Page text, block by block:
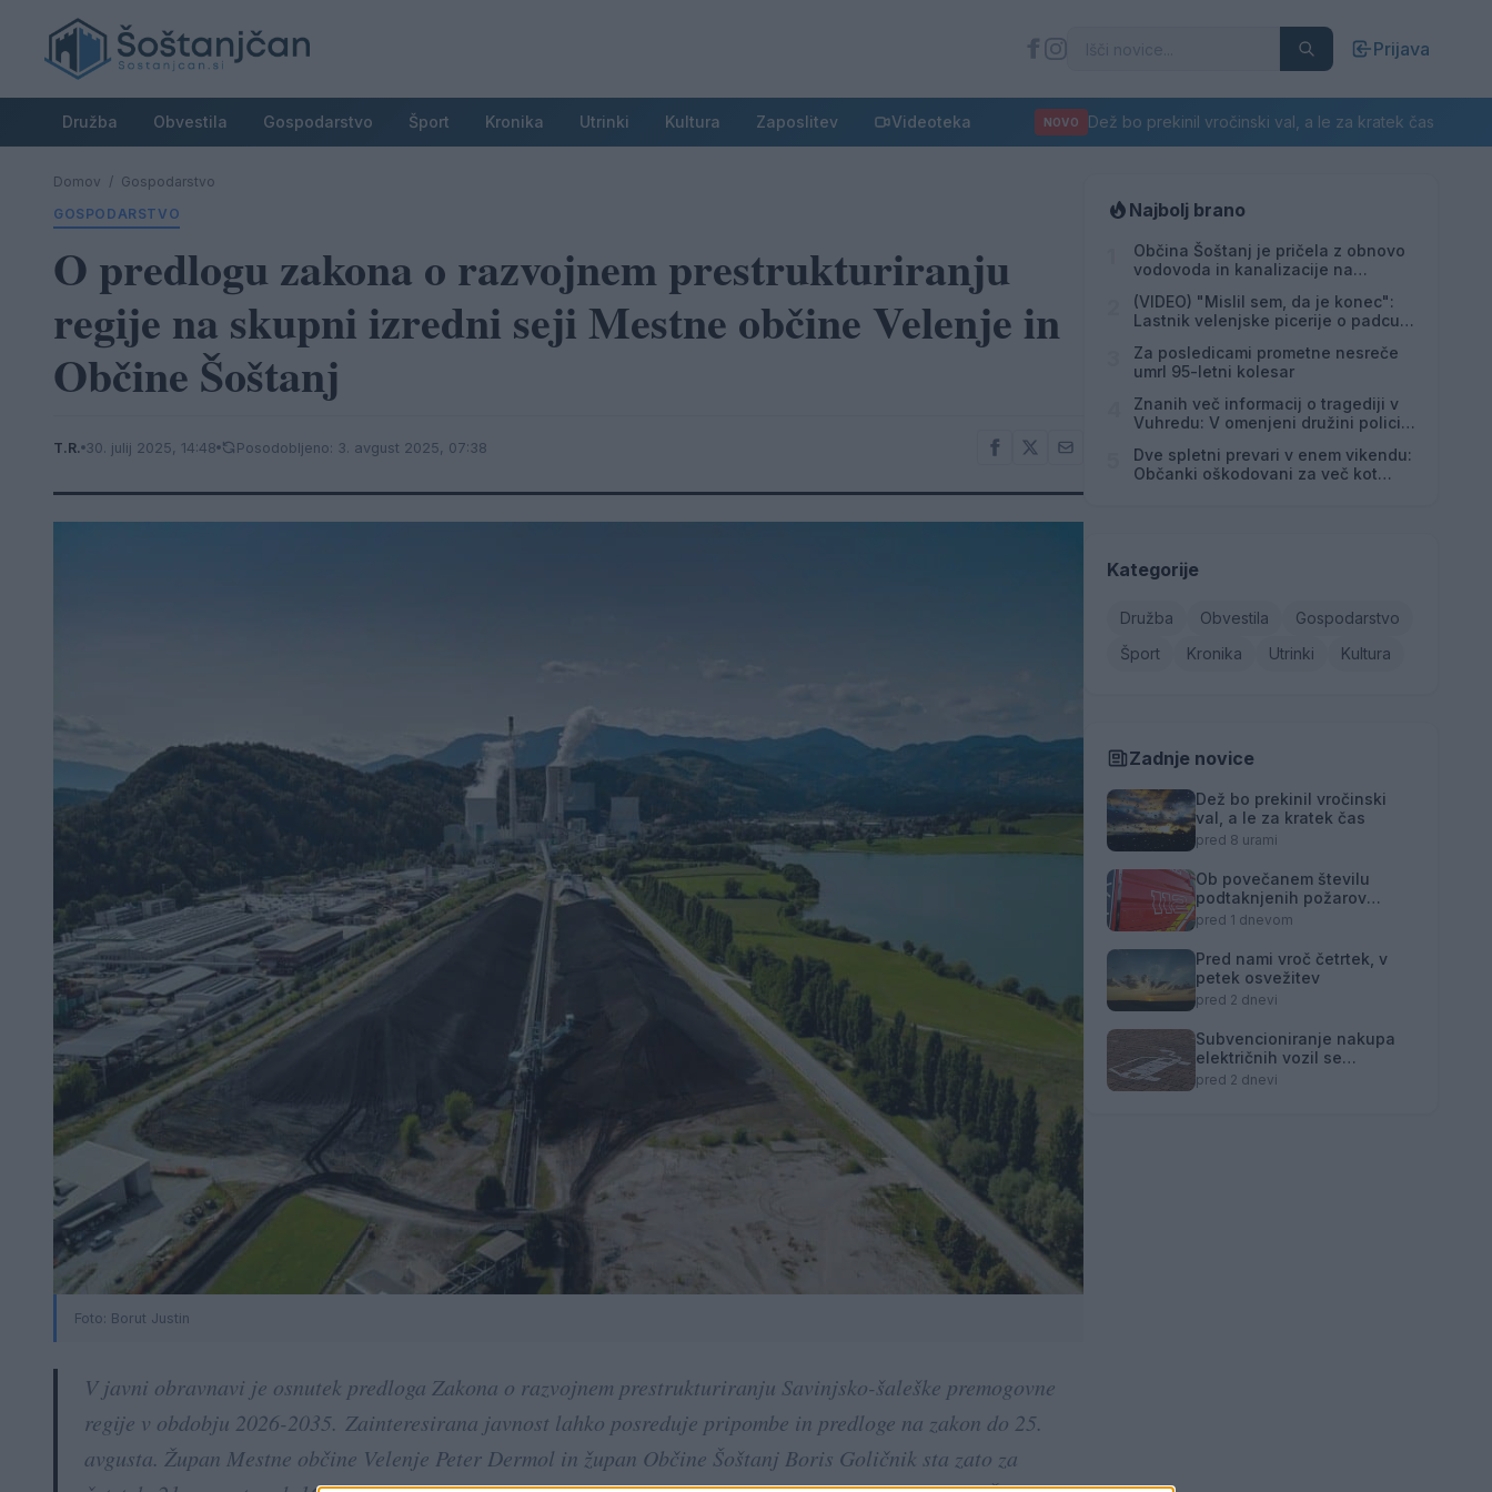
Prijava
Družba Obvestila Gospodarstvo Šport Kronika Utrinki Kultura Zaposlitev Videoteka NOVO Dež bo prekinil vročinski val, a le za kratek čas
Domov / Gospodarstvo
GOSPODARSTVO
O predlogu zakona o razvojnem prestrukturiranju
regije na skupni izredni seji Mestne občine Velenje in
Občine Šoštanj
T.R. 30. julij 2025, 14:48 Posodobljeno: 3. avgust 2025, 07:38
Foto: Borut Justin
V javni obravnavi je osnutek predloga Zakona o razvojnem prestrukturiranju Savinjsko-šaleške premogovne
regije v obdobju 2026-2035. Zainteresirana javnost lahko posreduje pripombe in predloge na zakon do 25.
avgusta. Župan Mestne občine Velenje Peter Dermol in župan Občine Šoštanj Boris Goličnik sta zato za
Najbolj brano
Občina Šoštanj je pričela z obnovo
vodovoda in kanalizacije na
(VIDEO) "Mislil sem, da je konec":
Lastnik velenjske picerije o padcu s
Za posledicami prometne nesreče
umrl 95-letni kolesar
Znanih več informacij o tragediji v
Vuhredu: V omenjeni družini policija
Dve spletni prevari v enem vikendu:
Občanki oškodovani za več kot
Kategorije
Družba Obvestila
Gospodarstvo
Šport
Kronika Utrinki Kultura
Zadnje novice
Dež bo prekinil vročinski
val, a le za kratek čas
pred 8 urami
Ob povečanem številu
podtaknjenih požarov
pozivi občanom k
policije
pred 1 dnevom
Pred nami vroč četrtek, v
petek osvežitev
pred 2 dnevi
Subvencioniranje nakupa
električnih vozil se
zaključuje
pred 2 dnevi